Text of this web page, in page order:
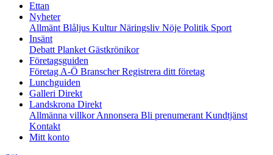
Ettan
Nyheter
Allmänt Blåljus KulturNäringsliv Nöje Politik Sport
Insänt
Debatt Planket Gästkrönikor
Företagsguiden
Företag A-Ö BranscherRegistrera ditt företag
Lunchguiden
Galleri Direkt
Landskrona Direkt
Allmänna villkorAnnonsera Bli prenumerant Kundtjänst
Kontakt
Mitt konto